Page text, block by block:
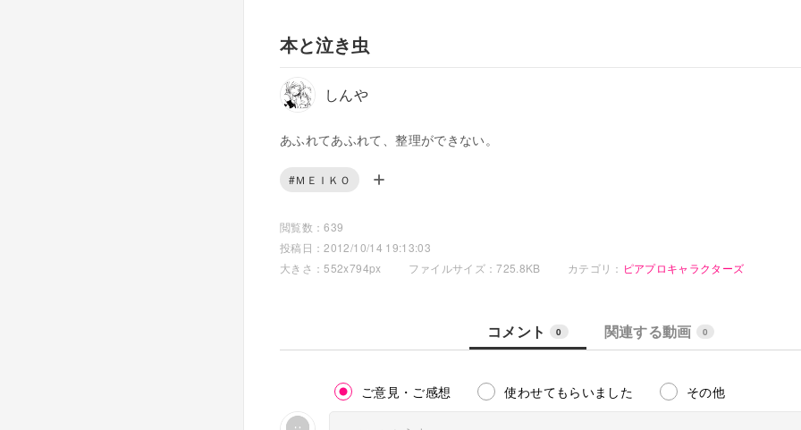
本と泣き虫
しんや
あふれてあふれて、整理ができない。
#ＭＥＩＫＯ
閲覧数：639
投稿日：2012/10/14 19:13:03
大きさ：552x794px
ファイルサイズ：725.8KB カテゴリ： ピアプロキャラクターズ
コメント 0 関連する動画 0
ご意見・ご感想 使わせてもらいました その他